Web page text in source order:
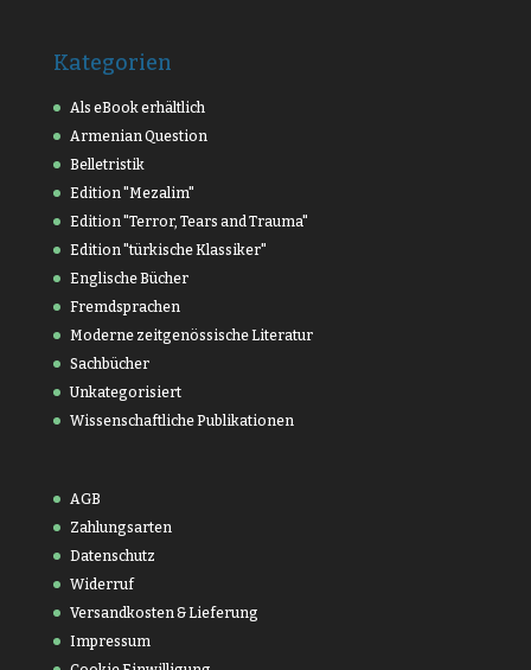
Kategorien
Als eBook erhältlich
Armenian Question
Belletristik
Edition "Mezalim"
Edition "Terror, Tears and Trauma"
Edition "türkische Klassiker"
Englische Bücher
Fremdsprachen
Moderne zeitgenössische Literatur
Sachbücher
Unkategorisiert
Wissenschaftliche Publikationen
AGB
Zahlungsarten
Datenschutz
Widerruf
Versandkosten & Lieferung
Impressum